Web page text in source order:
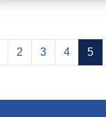
2 3 4 5